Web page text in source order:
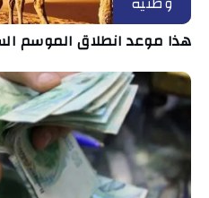
هذا موعد انطلاق الموسم